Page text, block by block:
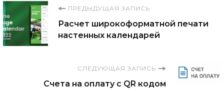
Навигация
по
записям
ПРЕДЫДУЩАЯ ЗАПИСЬ
Расчет широкоформатной печати
настенных календарей
СЛЕДУЮЩАЯ ЗАПИСЬ
Счета на оплату с QR кодом